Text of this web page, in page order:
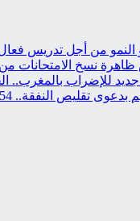
النمو من أجل تدريس
للإضراب بالمغرب..
بدعوى تقليص النفقة..